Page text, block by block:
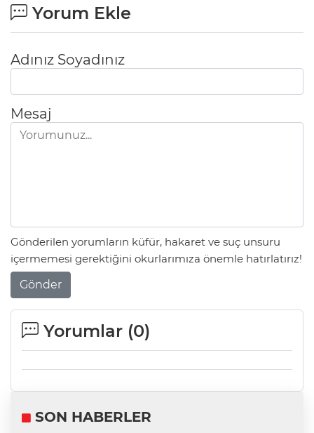
Yorum Ekle
Adınız Soyadınız
Mesaj
Gönderilen yorumların küfür, hakaret ve suç unsuru
içermemesi gerektiğini okurlarımıza önemle hatırlatırız!
Gönder
Yorumlar (0)
SON HABERLER